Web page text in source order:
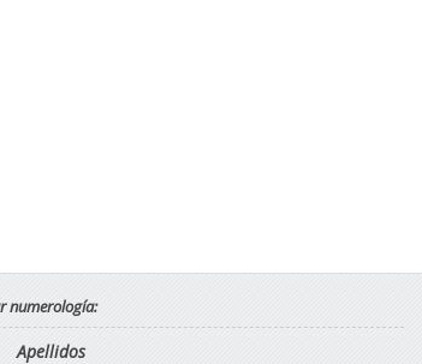
numerología:
Apellidos